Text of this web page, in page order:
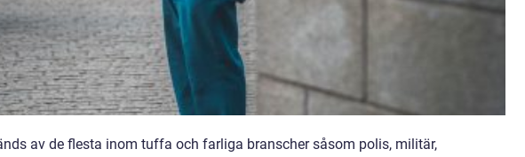
av de flesta inom tuffa och farliga branscher såsom polis, militär,